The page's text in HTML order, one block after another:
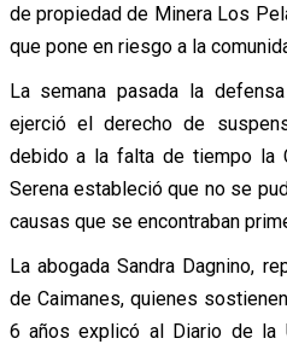
de propiedad de Minera Los
que pone en riesgo a la
La semana pasada la
ejerció el derecho de
debido a la falta de tiempo la
Serena estableció que no se
causas que se encontraban
La abogada Sandra Dagnino,
de Caimanes, quienes
6 años explicó al Diario de la